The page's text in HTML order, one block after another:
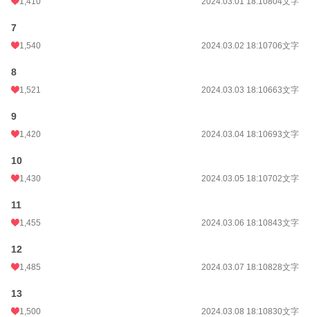
7
1,540 2024.03.02 18:10706文字
8
1,521 2024.03.03 18:10663文字
9
1,420 2024.03.04 18:10693文字
10
1,430 2024.03.05 18:10702文字
11
1,455 2024.03.06 18:10843文字
12
1,485 2024.03.07 18:10828文字
13
1,500 2024.03.08 18:10830文字